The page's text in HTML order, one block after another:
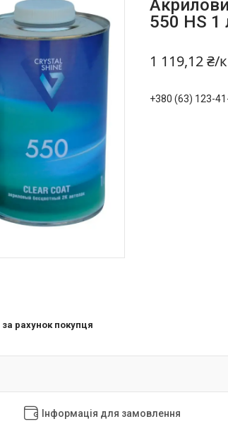
550 HS 1
1 119,12 ₴/
+380 (63) 123-
за рахунок покупця
Інформація для замовлення